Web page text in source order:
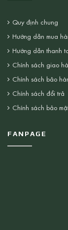
Quy định chung
Hướng dẫn mua
Hướng dẫn thanh
Chính sách giao
Chính sách bảo
Chính sách đổi trả
Chính sách bảo
FANPAGE